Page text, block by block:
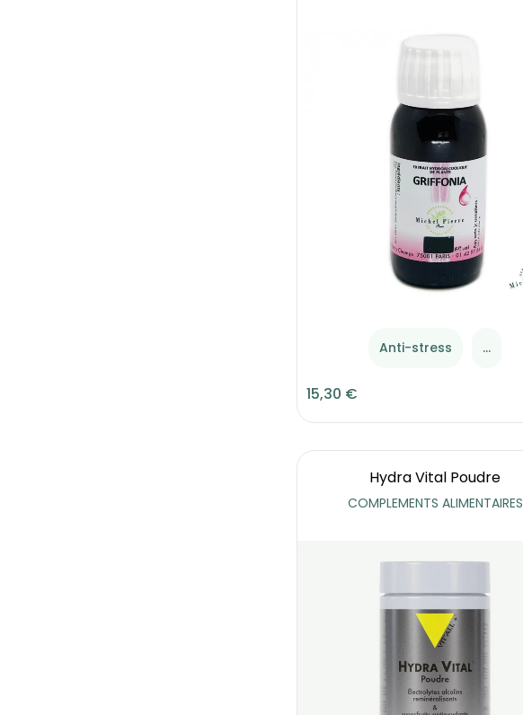
Anti-stress ...
15,30 €
Hydra Vital Poudre
COMPLEMENTS ALIMENTAIRES